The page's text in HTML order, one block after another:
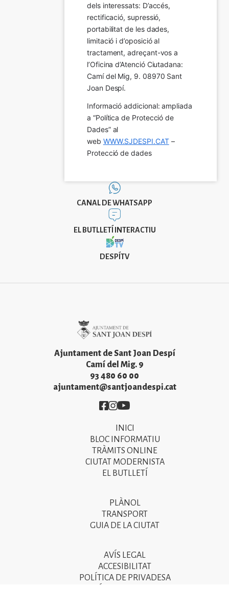
dels interessats: D’accés,
rectificació, supressió,
portabilitat de les dades,
limitació i d’oposició al
tractament, adreçant-vos a
l’Oficina d’Atenció Ciutadana:
Camí del Mig, 9. 08970 Sant
Joan Despí.
Informació addicional: ampliada
a “Política de Protecció de
Dades” al
web WWW.SJDESPI.CAT –
Protecció de dades
CANAL DE WHATSAPP
EL BUTLLETÍ INTERACTIU
DESPÍTV
Ajuntament de Sant Joan Despí
Camí del Mig. 9
93 480 60 00
ajuntament@santjoandespi.cat
Imatge
Imatge
Imatge
INICI
BLOC INFORMATIU
TRÀMITS ONLINE
CIUTAT MODERNISTA
EL BUTLLETÍ
PLÀNOL
TRANSPORT
GUIA DE LA CIUTAT
AVÍS LEGAL
ACCESIBILITAT
POLÍTICA DE PRIVADESA